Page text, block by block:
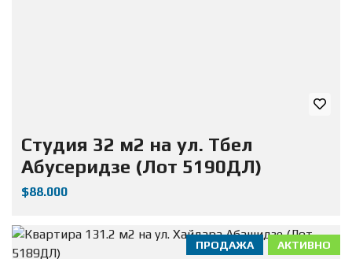
Студия 32 м2 на ул. Тбел
Абусеридзе (Лот 5190ДЛ)
$88.000
АКТИВНО
ПРОДАЖА